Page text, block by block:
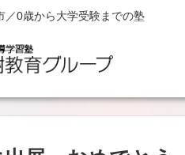
／0歳から大学受験までの塾